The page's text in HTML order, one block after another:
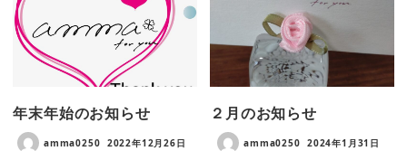
年末年始のお知らせ
amma0250 2022年12月26日
２月のお知らせ
amma0250 2024年1月31日